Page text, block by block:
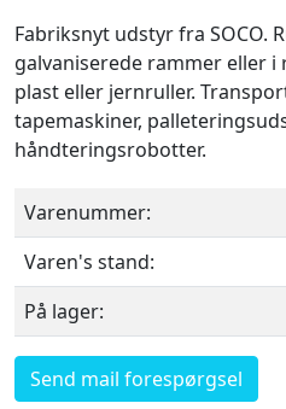
Fabriksnyt udstyr fra SOCO.
galvaniserede rammer eller
plast eller jernruller.
tapemaskiner,
håndteringsrobotter.
Varenummer:
Varen's stand:
På lager:
Send mail forespørgsel